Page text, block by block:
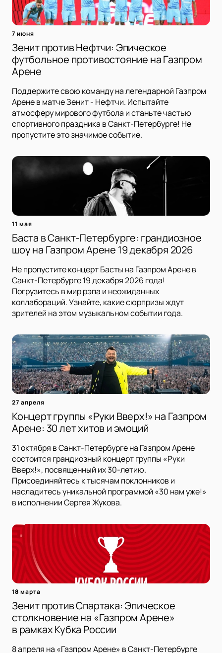
7 июня
Зенит против Нефтчи: Эпическое
футбольное противостояние на Газпром
Арене
Поддержите свою команду на легендарной Газпром
Арене в матче Зенит - Нефтчи. Испытайте
атмосферу мирового футбола и станьте частью
спортивного праздника в Санкт-Петербурге! Не
пропустите это значимое событие.
11 мая
Баста в Санкт-Петербурге: грандиозное
шоу на Газпром Арене 19 декабря 2026
Не пропустите концерт Басты на Газпром Арене в
Санкт-Петербурге 19 декабря 2026 года!
Погрузитесь в мир рэпа и неожиданных
коллабораций. Узнайте, какие сюрпризы ждут
зрителей на этом музыкальном событии года.
27 апреля
Концерт группы «Руки Вверх!» на Газпром
Арене: 30 лет хитов и эмоций
31 октября в Санкт-Петербурге на Газпром Арене
состоится грандиозный концерт группы «Руки
Вверх!», посвященный их 30-летию.
Присоединяйтесь к тысячам поклонников и
насладитесь уникальной программой «30 нам уже!»
в исполнении Сергея Жукова.
18 марта
Зенит против Спартака: Эпическое
столкновение на «Газпром Арене»
в рамках Кубка России
8 апреля на «Газпром Арене» в Санкт-Петербурге